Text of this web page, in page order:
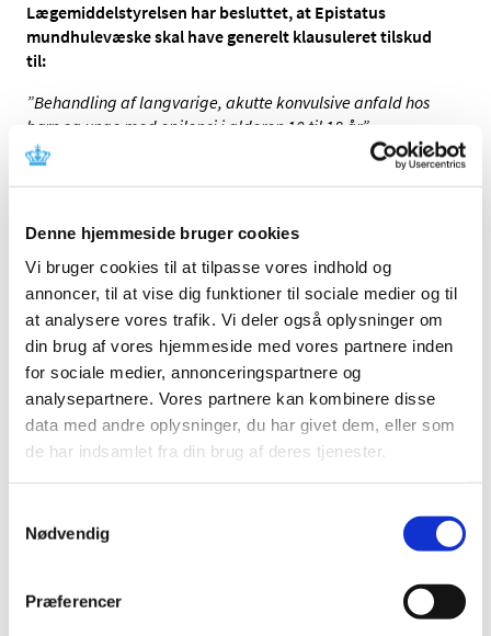
Denne hjemmeside bruger cookies
Vi bruger cookies til at tilpasse vores indhold og
annoncer, til at vise dig funktioner til sociale medier og til
at analysere vores trafik. Vi deler også oplysninger om
din brug af vores hjemmeside med vores partnere inden
for sociale medier, annonceringspartnere og
analysepartnere. Vores partnere kan kombinere disse
data med andre oplysninger, du har givet dem, eller som
de har indsamlet fra din brug af deres tjenester.
Nødvendig
Præferencer
Lægemiddelstyrelsen har besluttet, at Epistatus
mundhulevæske skal have generelt klausuleret tilskud
til:
”Behandling af langvarige, akutte konvulsive anfald hos
børn og unge med epilepsi i alderen 10 til 18 år”.
Epistatus er ikke markedsført på nuværende tidspunkt.
tilskud til Epistatus.
Medicintilskudsnævnets indstilling vedrørende
Epistatus
Generelt klausuleret tilskud
Hvis en medicin har generelt klausuleret tilskud,
betyder det, at det kun er patienter, der opfylder
nogle særlige betingelser, der kan få tilskud til
betingelser. Lægen skal i de tilfælde skrive ”Tilskud”
på recepten. Tilskuddet bliver automatisk fratrukket
for medicintilskud her: